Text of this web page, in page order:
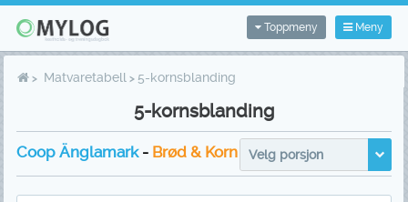
Meny
Toppmeny
Matvaretabell 5-kornsblanding
5-kornsblanding
Coop Änglamark- Brød & Korn Velg porsjon